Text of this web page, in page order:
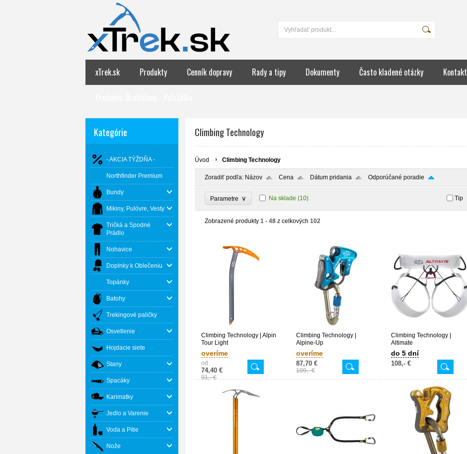
xTrek.sk Produkty Cenník dopravy Rady a tipy Dokumenty Často kladené otázky Kontakt
Kategórie
- AKCIA TÝŽDŇA -
Northfinder Premium
Bundy
Mikiny, Pulóvre, Vesty
Tričká a Spodné
Prádlo
Nohavice
Doplnky k Oblečeniu
Topánky
Batohy
Trekingové paličky
Osvetlenie
Hojdacie siete
Stany
Spacáky
Karimatky
Jedlo a Varenie
Voda a Pitie
Nože
Climbing Technology
Úvod Climbing Technology
Zoradiť podľa: Názov Cena Dátum pridania Odporúčané poradie
Parametre ∨ Na sklade (10) Tip
Zobrazené produkty 1 - 48 z celkových 102
Climbing Technology | Alpin
Tour Light
overíme
od
74,40 €
91,- €
Climbing Technology |
Alpine-Up
overíme
87,70 €
109,- €
Climbing Technology |
Altimate
do 5 dní
108,- €